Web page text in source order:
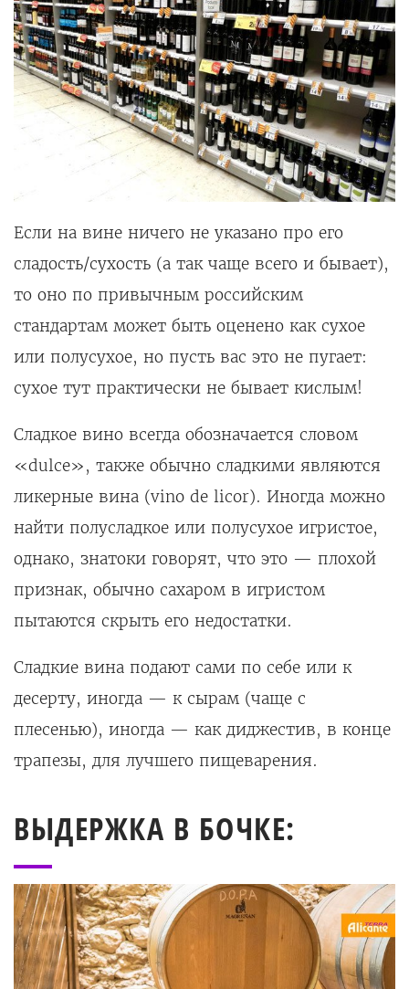
Если на вине ничего не указано про его
сладость/сухость (а так чаще всего и бывает),
то оно по привычным российским
стандартам может быть оценено как сухое
или полусухое, но пусть вас это не пугает:
сухое тут практически не бывает кислым!
Сладкое вино всегда обозначается словом
«dulce», также обычно сладкими являются
ликерные вина (vino de licor). Иногда можно
найти полусладкое или полусухое игристое,
однако, знатоки говорят, что это — плохой
признак, обычно сахаром в игристом
пытаются скрыть его недостатки.
Сладкие вина подают сами по себе или к
десерту, иногда — к сырам (чаще с
плесенью), иногда — как диджестив, в конце
трапезы, для лучшего пищеварения.
ВЫДЕРЖКА В БОЧКЕ: